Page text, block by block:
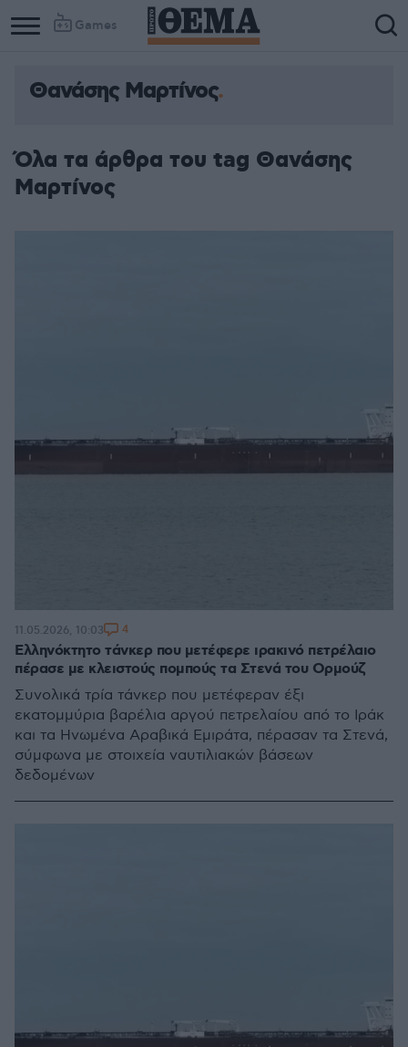
Games
Θανάσης Μαρτίνος
Όλα τα άρθρα του tag Θανάσης
Μαρτίνος
Ελληνόκτητο τάνκερ που μετέφερε ιρακινό πετρέλαιο
πέρασε με κλειστούς πομπούς τα Στενά του Ορμούζ
Συνολικά τρία τάνκερ που μετέφεραν έξι
εκατομμύρια βαρέλια αργού πετρελαίου από το Ιράκ
και τα Ηνωμένα Αραβικά Εμιράτα, πέρασαν τα Στενά,
σύμφωνα με στοιχεία ναυτιλιακών βάσεων
δεδομένων
11.05.2026, 10:03 4